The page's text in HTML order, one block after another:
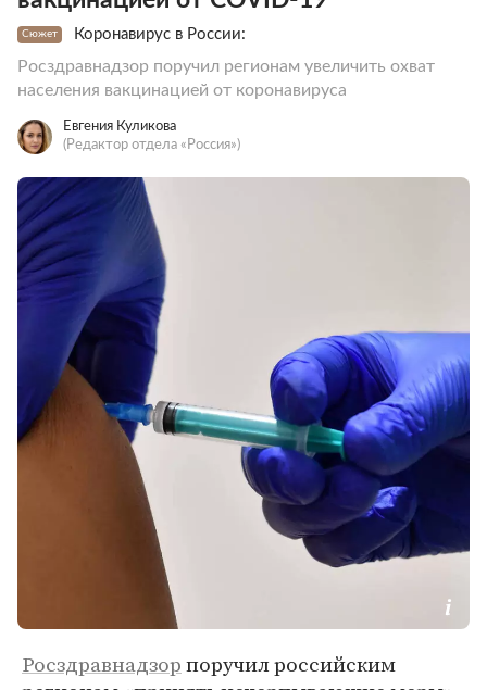
Сюжет Коронавирус в России:
Росздравнадзор поручил регионам увеличить охват
населения вакцинацией от коронавируса
Евгения Куликова
(Редактор отдела «Россия»)
Росздравнадзорпоручил российским